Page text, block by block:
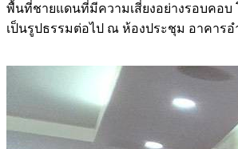
พื้นที่ชายแดนที่มีความเสี่ยงอย่างรอบคอ
เป็นรูปธรรมต่อไป ณ ห้องประชุม อาคาร